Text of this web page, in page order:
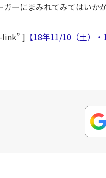
ーにまみれてみてはいか
link” ] 【18年11/10（土）